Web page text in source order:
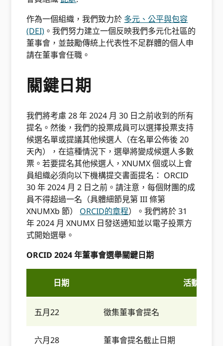
作為一個組織，我們致力於 多元、公平與包容
(DEI) 。我們努力建立一個反映我們多元化社區的
董事會，並鼓勵傳統上代表性不足群體的個人申
請在董事會任職。
關鍵日期
我們將考慮 28 年 2024 月 30 日之前收到的所有
提名。然後，我們的投票成員可以選擇投票支持
候選名單或提議其他候選人（在名單公佈後 20
天內），在這種情況下，選舉將變成候選人多數
票。若要提名其他候選人，XNUMX 個或以上會
員組織必須向以下機構提交書面提名： ORCID
30 年 2024 月 2 日之前。請注意，每個財團的成
員不得超過一名（具體細節見第 III 條第
XNUMXb 節） ORCID的章程）。我們將於 31
年 2024 月 XNUMX 日發送通知並以電子投票方
式開始選舉。
ORCID 2024 年董事會選舉關鍵日期
日期 活動
五月22 徵集董事會提名
六月28 董事會提名截止日期